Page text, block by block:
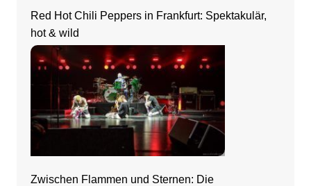
Red Hot Chili Peppers in Frankfurt: Spektakulär,
hot & wild
Zwischen Flammen und Sternen: Die